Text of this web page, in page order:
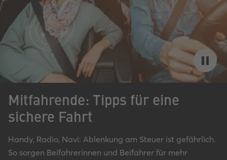
Mitfahrende: Tipps für eine
sichere Fahrt
Handy, Radio, Navi: Ablenkung am Steuer ist gefährlich.
So sorgen Beifahrerinnen und Beifahrer für mehr